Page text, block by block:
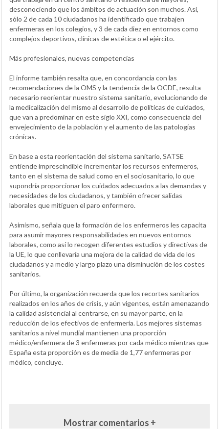
desconociendo que los ámbitos de actuación son muchos. Así,
sólo 2 de cada 10 ciudadanos ha identificado que trabajen
enfermeras en los colegios, y 3 de cada diez en entornos como
complejos deportivos, clínicas de estética o el ejército.
Más profesionales, nuevas competencias
El informe también resalta que, en concordancia con las
recomendaciones de la OMS y la tendencia de la OCDE, resulta
necesario reorientar nuestro sistema sanitario, evolucionando de
la medicalización del mismo al desarrollo de políticas de cuidados,
que van a predominar en este siglo XXI, como consecuencia del
envejecimiento de la población y el aumento de las patologías
crónicas.
En base a esta reorientación del sistema sanitario, SATSE
entiende imprescindible incrementar los recursos enfermeros,
tanto en el sistema de salud como en el sociosanitario, lo que
supondría proporcionar los cuidados adecuados a las demandas y
necesidades de los ciudadanos, y también ofrecer salidas
laborales que mitiguen el paro enfermero.
Asimismo, señala que la formación de los enfermeros les capacita
para asumir mayores responsabilidades en nuevos entornos
laborales, como así lo recogen diferentes estudios y directivas de
la UE, lo que conllevaría una mejora de la calidad de vida de los
ciudadanos y a medio y largo plazo una disminución de los costes
sanitarios.
Por último, la organización recuerda que los recortes sanitarios
realizados en los años de crisis, y aún vigentes, están amenazando
la calidad asistencial al centrarse, en su mayor parte, en la
reducción de los efectivos de enfermería. Los mejores sistemas
sanitarios a nivel mundial mantienen una proporción
médico/enfermera de 3 enfermeras por cada médico mientras que
España esta proporción es de media de 1,77 enfermeras por
médico, concluye.
Mostrar comentarios +